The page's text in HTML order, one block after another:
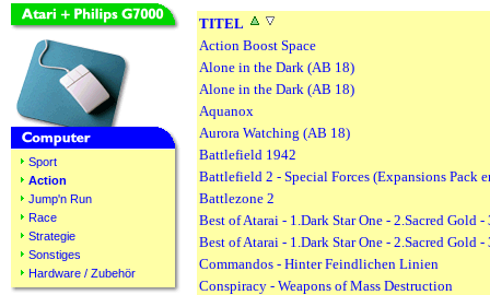
Sport
Action
Jump'n Run
Race
Strategie
Sonstiges
Hardware / Zubehör
TITEL
Action Boost Space
Alone in the Dark (AB 18)
Alone in the Dark (AB 18)
Aquanox
Aurora Watching (AB 18)
Battlefield 1942
Battlefield 2 - Special Forces (Expansions Pack
Battlezone 2
Best of Atarai - 1.Dark Star One - 2.Sacred Gold
Best of Atarai - 1.Dark Star One - 2.Sacred Gold
Commandos - Hinter Feindlichen Linien
Conspiracy - Weapons of Mass Destruction